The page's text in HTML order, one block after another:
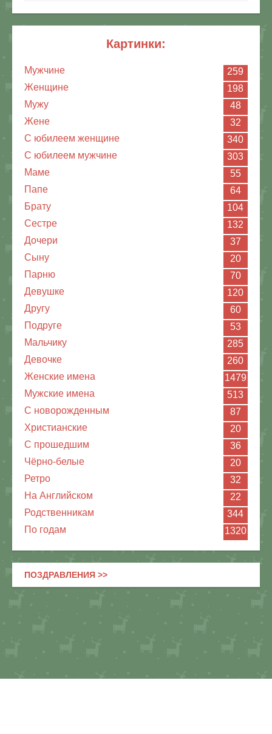
картинки:
Мужчине
259
Женщине
198
Мужу
48
Жене
32
С юбилеем женщине
340
С юбилеем мужчине
303
Маме
55
Папе
64
Брату
104
Сестре
132
Дочери
37
Сыну
20
Парню
70
Девушке
120
Другу
60
Подруге
53
Мальчику
285
Девочке
260
Женские имена
1479
Мужские имена
513
С новорожденным
87
Христианские
20
C прошедшим
36
Чёрно-белые
20
Ретро
32
На Английском
22
Родственникам
344
По годам
1320
ПОЗДРАВЛЕНИЯ >>